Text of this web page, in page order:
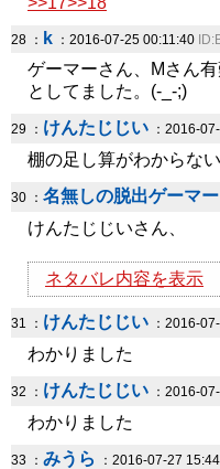
28 ： k ：2016-07-25 00:11:40
ゲーマーさん、Мさん
としてました。(-_-;)
29 ： けんたじじい ：2016-
棚の足し算がわからな
30 ： 名無しの脱出ゲーマー
けんたじじいさん、
ネタバレ内容を表示
31 ： けんたじじい ：2016-
わかりました
32 ： けんたじじい ：2016-
わかりました
33 ： みうら ：2016-07-27